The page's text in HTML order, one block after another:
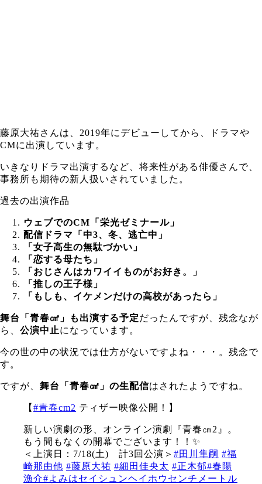
藤原大祐さんは、2019年にデビューしてから、ドラマや
CMに出演しています。
いきなりドラマ出演するなど、将来性がある俳優さんで、
事務所も期待の新人扱いされていました。
過去の出演作品
ウェブでのCM「栄光ゼミナール」
配信ドラマ「中3、冬、逃亡中」
「女子高生の無駄づかい」
「恋する母たち」
「おじさんはカワイイものがお好き。」
「推しの王子様」
「もしも、イケメンだけの高校があったら」
舞台「青春㎤」も出演する予定だったんですが、残念なが
ら、 公演中止になっています。
今の世の中の状況では仕方がないですよね・・・。残念で
す。
ですが、 舞台「青春㎠」の生配信はされたようですね。
【 #青春cm2 ティザー映像公開！】
新しい演劇の形、オンライン演劇『青春㎝2』。
もう間もなくの開幕でございます！！✨
＜上演日：7/18(土) 計3回公演＞ #田川隼嗣 #福
崎那由他 #藤原大祐 #細田佳央太 #正木郁#春陽
漁介#よみはセイシュンヘイホウセンチメートル